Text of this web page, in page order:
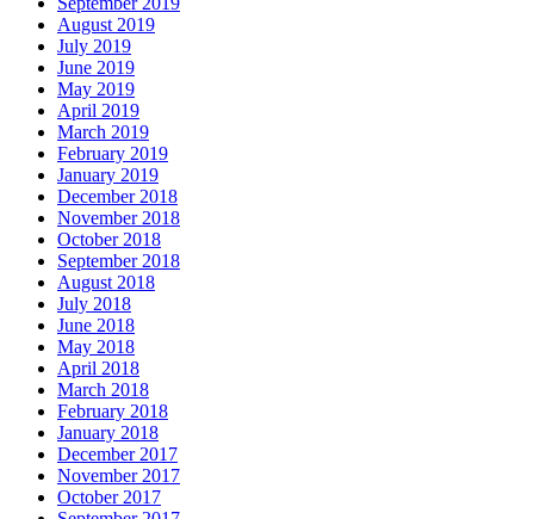
August 2019
July 2019
June 2019
May 2019
April 2019
March 2019
February 2019
January 2019
December 2018
November 2018
October 2018
September 2018
August 2018
July 2018
June 2018
May 2018
April 2018
March 2018
February 2018
January 2018
December 2017
November 2017
October 2017